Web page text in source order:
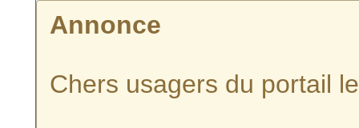
Annonce
Chers usagers du portail